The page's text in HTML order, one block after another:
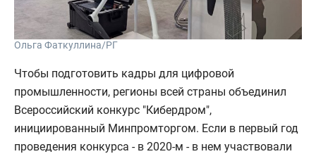
Ольга Фаткуллина/РГ
Чтобы подготовить кадры для цифровой
промышленности, регионы всей страны объединил
Всероссийский конкурс "Кибердром",
инициированный Минпромторгом. Если в первый год
проведения конкурса - в 2020-м - в нем участвовали